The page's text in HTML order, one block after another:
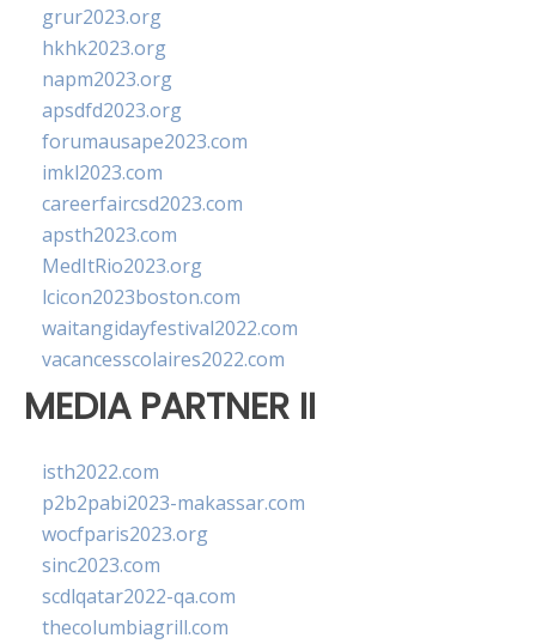
grur2023.org
hkhk2023.org
napm2023.org
apsdfd2023.org
forumausape2023.com
imkl2023.com
careerfaircsd2023.com
apsth2023.com
MedItRio2023.org
lcicon2023boston.com
waitangidayfestival2022.com
vacancesscolaires2022.com
MEDIA PARTNER II
isth2022.com
p2b2pabi2023-makassar.com
wocfparis2023.org
sinc2023.com
scdlqatar2022-qa.com
thecolumbiagrill.com